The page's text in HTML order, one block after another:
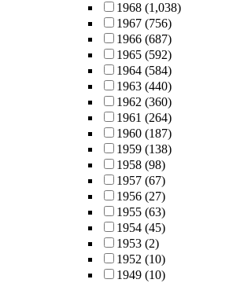
1968 (1,038)
1967 (756)
1966 (687)
1965 (592)
1964 (584)
1963 (440)
1962 (360)
1961 (264)
1960 (187)
1959 (138)
1958 (98)
1957 (67)
1956 (27)
1955 (63)
1954 (45)
1953 (2)
1952 (10)
1949 (10)